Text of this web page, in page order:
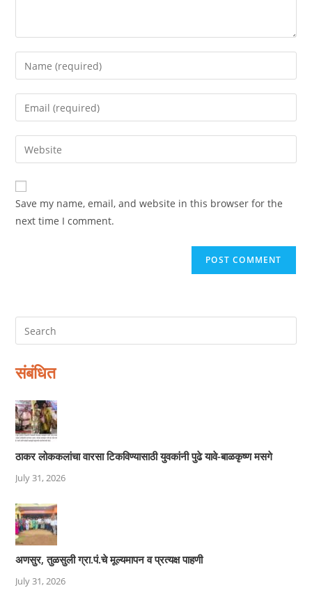
Enter
your
name
comment
Enter
your
email
address
comment
Enter
your
website
URL
(optional)
Save my name, email, and website in this browser for the
next time I comment.
संबंधित
ठाकर लोककलांचा वारसा टिकविण्यासाठी युवकांनी पुढे यावे-बाळकृष्ण मसगे
July 31, 2026
अणसुर, तुळसुली ग्रा.पं.चे मूल्यमापन व प्रत्यक्ष पाहणी
July 31, 2026